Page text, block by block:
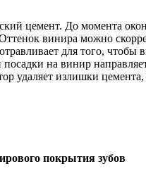
цемент. До момента
винира можно
для того,
на винир
удаляет излишки
покрытия зубов